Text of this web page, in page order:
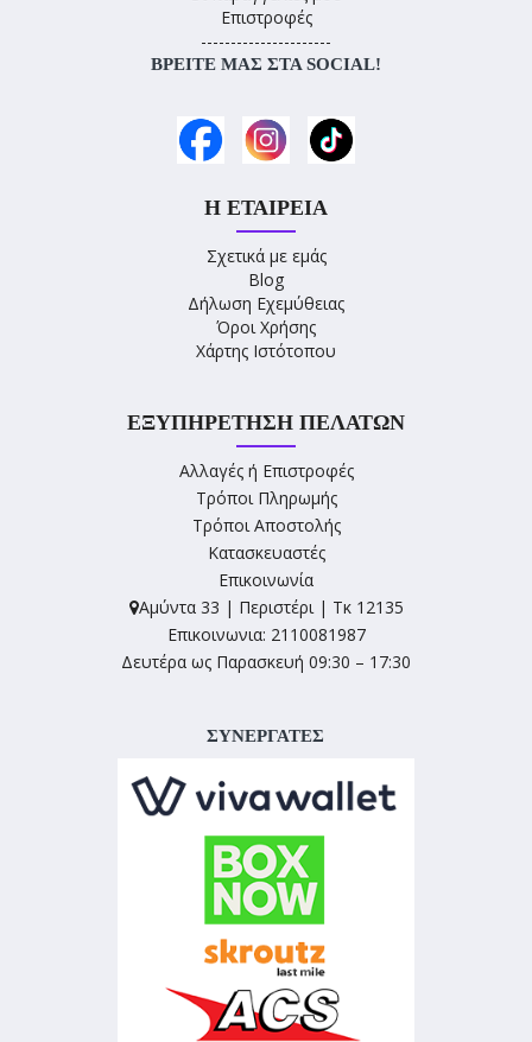
Επιστροφές
----------------------
ΒΡΕΊΤΕ ΜΑΣ ΣΤΑ SOCIAL!
Η ΕΤΑΙΡΕΊΑ
Σχετικά με εμάς
Blog
Δήλωση Εχεμύθειας
Όροι Χρήσης
Χάρτης Ιστότοπου
ΕΞΥΠΗΡΈΤΗΣΗ ΠΕΛΑΤΏΝ
Αλλαγές ή Επιστροφές
Τρόποι Πληρωμής
Τρόποι Αποστολής
Κατασκευαστές
Επικοινωνία
Αμύντα 33 | Περιστέρι | Τκ 12135
Επικοινωνια: 2110081987
Δευτέρα ως Παρασκευή 09:30 – 17:30
ΣΥΝΕΡΓΑΤΕΣ